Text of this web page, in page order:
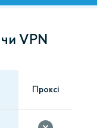
VPN
Проксі